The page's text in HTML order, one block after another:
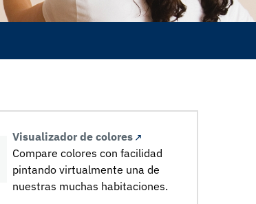
Visualizador de colores
Compare colores con facilidad
pintando virtualmente una de
nuestras muchas habitaciones.